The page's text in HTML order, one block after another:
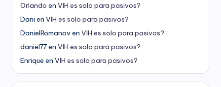
Orlando en VIH es solo para pasivos?
Dani en VIH es solo para pasivos?
DanielRomanoven VIH es solo para pasivos?
daniel77en VIH es solo para pasivos?
Enrique en VIH es solo para pasivos?